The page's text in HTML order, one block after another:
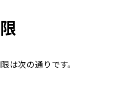
は次の通りです。